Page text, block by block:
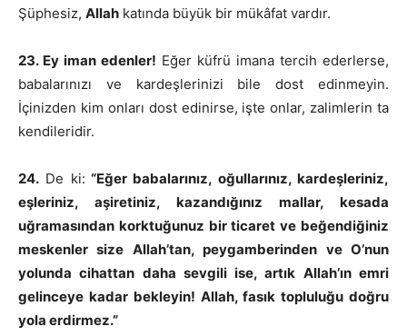
Şüphesiz, Allah katında büyük bir mükâfat vardır.
23. Ey iman edenler! Eğer küfrü imana tercih ederlerse,
babalarınızı ve kardeşlerinizi bile dost edinmeyin.
İçinizden kim onları dost edinirse, işte onlar, zalimlerin ta
kendileridir.
24. De ki: “Eğer babalarınız, oğullarınız, kardeşleriniz,
eşleriniz, aşiretiniz, kazandığınız mallar, kesada
uğramasından korktuğunuz bir ticaret ve beğendiğiniz
meskenler size Allah’tan, peygamberinden ve O’nun
yolunda cihattan daha sevgili ise, artık Allah’ın emri
gelinceye kadar bekleyin! Allah, fasık topluluğu doğru
yola erdirmez.”